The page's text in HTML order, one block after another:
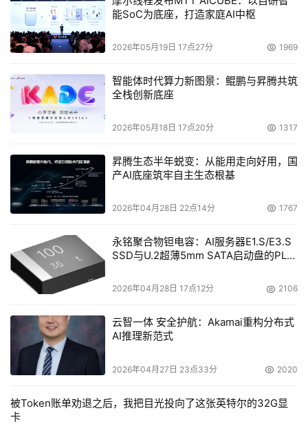
随着磁带技术的发展，尤其是每盘磁带存储容量的逐渐攀
升，磁带库容量也会相应发生变化。
7.稳步提高的性能
由磁带机与磁带库共同决定，包括机械手的磁带装载时
间以及磁带机性能。随着磁带机技术的不断发展，磁带传输
磁带的平均装载时间，再加上与存储软件的更好配合，所有
这些都使得磁带库性能稳步提高。
8.逐渐进步的可靠性
能SoC为底座，打造家庭AI中枢
2026年05月19日 17点27分 1969
智能体时代算力新图景：鲲鹏与昇腾共筑
全栈创新底座
2026年05月18日 17点20分 1317
昇腾生态半年蜕变：从能用走向好用，国
产AI底座筑牢自主生态根基
2026年04月28日 22点14分 1767
永铭聚合物钽电容：AI服务器E1.S/E3.S
SSD与U.2超薄5mm SATA启动盘的PLP
2026年04月28日 17点12分 2106
云智一体 安全护航：Akamai重构分布式
AI推理新范式
2026年04月27日 23点33分 2020
被Token账单劝退之后，我把目光投向了这张英特尔的32G显
卡